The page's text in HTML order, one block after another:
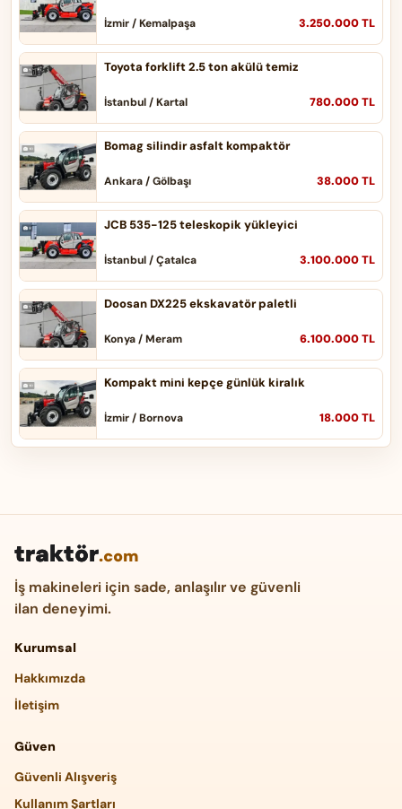
3.250.000 TL
İzmir / Kemalpaşa
Toyota forklift 2.5 ton akülü temiz
780.000 TL
İstanbul / Kartal
Bomag silindir asfalt kompaktör
38.000 TL
Ankara / Gölbaşı
JCB 535-125 teleskopik yükleyici
3.100.000 TL
İstanbul / Çatalca
Doosan DX225 ekskavatör paletli
6.100.000 TL
Konya / Meram
Kompakt mini kepçe günlük kiralık
18.000 TL
İzmir / Bornova
traktör.com
İş makineleri için sade, anlaşılır ve güvenli
ilan deneyimi.
Kurumsal
Hakkımızda
İletişim
Güven
Güvenli Alışveriş
Kullanım Şartları